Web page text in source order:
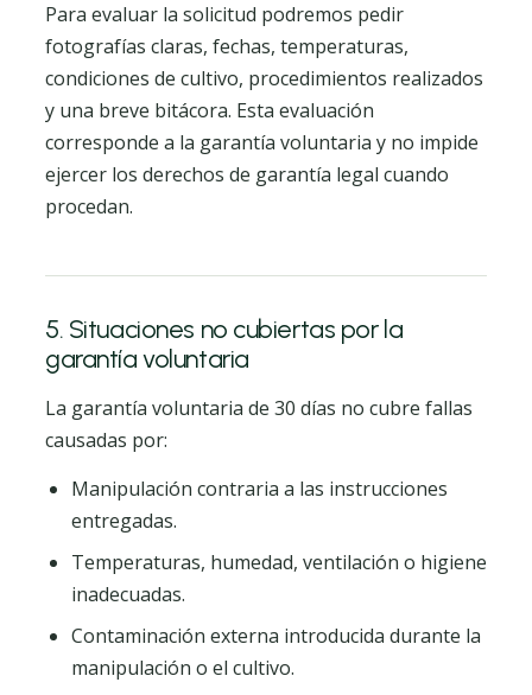
Para evaluar la solicitud podremos pedir
fotografías claras, fechas, temperaturas,
condiciones de cultivo, procedimientos realizados
y una breve bitácora. Esta evaluación
corresponde a la garantía voluntaria y no impide
ejercer los derechos de garantía legal cuando
procedan.
5. Situaciones no cubiertas por la
garantía voluntaria
La garantía voluntaria de 30 días no cubre fallas
causadas por:
Manipulación contraria a las instrucciones
entregadas.
Temperaturas, humedad, ventilación o higiene
inadecuadas.
Contaminación externa introducida durante la
manipulación o el cultivo.